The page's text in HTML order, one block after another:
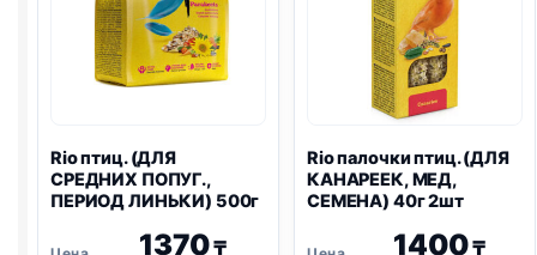
Rioптиц. (ДЛЯ
СРЕДНИХ ПОПУГ.,
ПЕРИОД ЛИНЬКИ) 500г
1370₸
Rioпалочки птиц. (ДЛЯ
КАНАРЕЕК, МЕД,
СЕМЕНА) 40г 2шт
1400₸